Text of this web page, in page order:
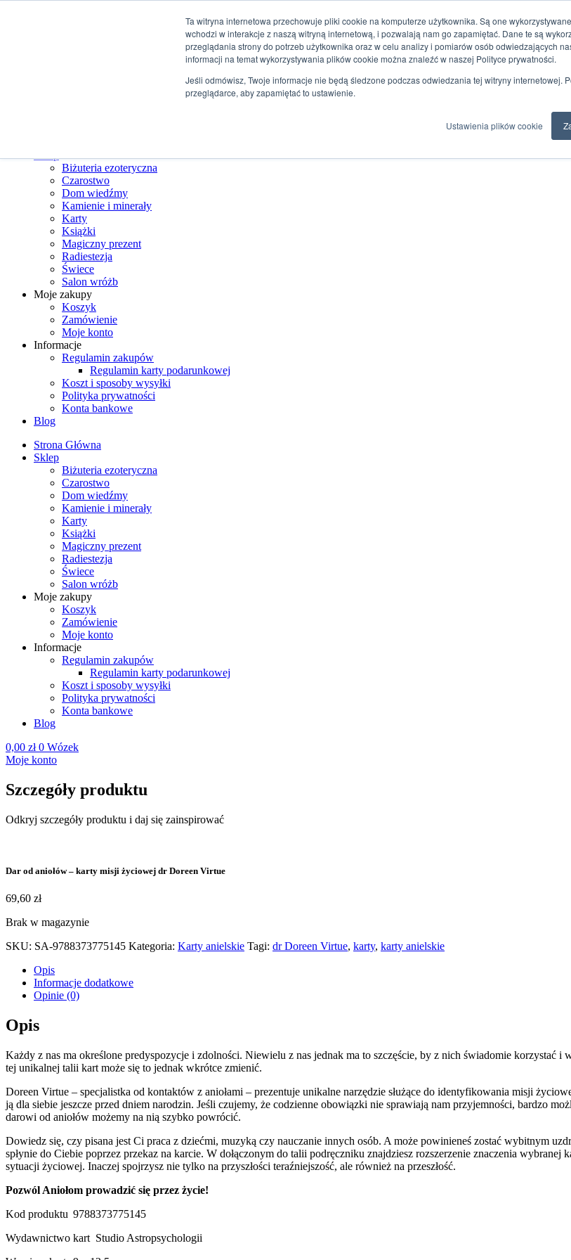
Ta witryna internetowa przechowuje pliki cookie na komputerze użytkownika. Są one
wchodzi w interakcje z naszą witryną internetową, i pozwalają nam go zapamiętać. Dane te są
przeglądania strony do potrzeb użytkownika oraz w celu analizy i pomiarów osób odwiedzających
informacji na temat wykorzystywania plików cookie można znaleźć w naszej Polityce prywatności.
Jeśli odmówisz, Twoje informacje nie będą śledzone podczas odwiedzania tej witryny internetowej.
przeglądarce, aby zapamiętać to ustawienie.
Ustawienia plików cookie
Biżuteria ezoteryczna
Czarostwo
Dom wiedźmy
Kamienie i minerały
Karty
Książki
Magiczny prezent
Radiestezja
Świece
Salon wróżb
Moje zakupy
Koszyk
Zamówienie
Moje konto
Informacje
Regulamin zakupów
Regulamin karty podarunkowej
Koszt i sposoby wysyłki
Polityka prywatności
Konta bankowe
Blog
Strona Główna
Sklep
Biżuteria ezoteryczna
Czarostwo
Dom wiedźmy
Kamienie i minerały
Karty
Książki
Magiczny prezent
Radiestezja
Świece
Salon wróżb
Moje zakupy
Koszyk
Zamówienie
Moje konto
Informacje
Regulamin zakupów
Regulamin karty podarunkowej
Koszt i sposoby wysyłki
Polityka prywatności
Konta bankowe
Blog
0,00 zł 0 Wózek
Moje konto
Szczegóły produktu
Odkryj szczegóły produktu i daj się zainspirować
Dar od aniołów – karty misji życiowej dr Doreen Virtue
69,60 zł
Brak w magazynie
SKU: SA-9788373775145 Kategoria: Karty anielskie Tagi: dr Doreen Virtue, karty, karty anielskie
Opis
Informacje dodatkowe
Opinie (0)
Opis
Każdy z nas ma określone predyspozycje i zdolności. Niewielu z nas jednak ma to szczęście, by z nich świadomie
tej unikalnej talii kart może się to jednak wkrótce zmienić.
Doreen Virtue – specjalistka od kontaktów z aniołami – prezentuje unikalne narzędzie służące do identyfikowania misji
ją dla siebie jeszcze przed dniem narodzin. Jeśli czujemy, że codzienne obowiązki nie sprawiają nam przyjemności, bardzo
darowi od aniołów możemy na nią szybko powrócić.
Dowiedz się, czy pisana jest Ci praca z dziećmi, muzyką czy nauczanie innych osób. A może powinieneś zostać wybitnym
spłynie do Ciebie poprzez przekaz na karcie. W dołączonym do talii podręczniku znajdziesz rozszerzenie znaczenia
sytuacji życiowej. Inaczej spojrzysz nie tylko na przyszłości teraźniejszość, ale również na przeszłość.
Pozwól Aniołom prowadzić się przez życie!
Kod produktu 9788373775145
Wydawnictwo kart Studio Astropsychologii